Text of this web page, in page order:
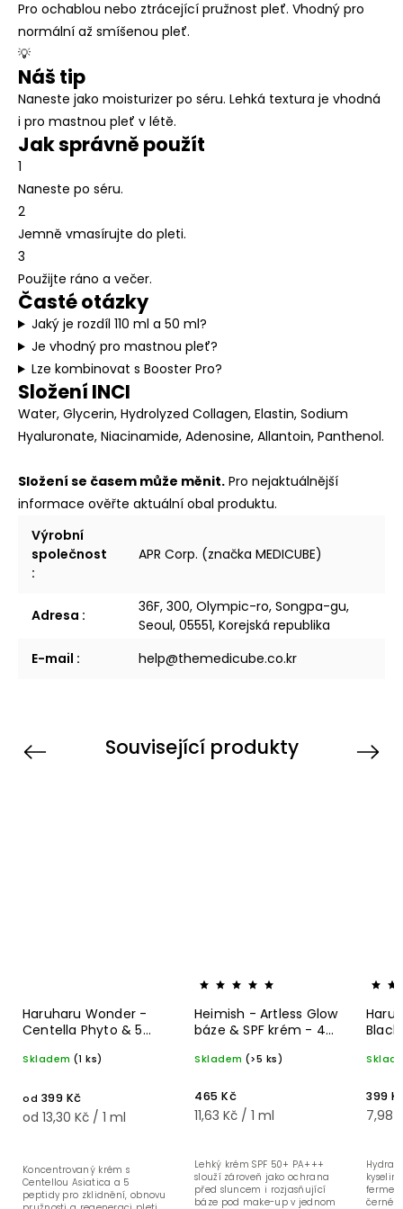
Pro ochablou nebo ztrácející pružnost pleť. Vhodný pro
normální až smíšenou pleť.
💡
Náš tip
Naneste jako moisturizer po séru. Lehká textura je vhodná
i pro mastnou pleť v létě.
Jak správně použít
1
Naneste po séru.
2
Jemně vmasírujte do pleti.
3
Použijte ráno a večer.
Časté otázky
Jaký je rozdíl 110 ml a 50 ml?
Je vhodný pro mastnou pleť?
Lze kombinovat s Booster Pro?
Složení INCI
Water, Glycerin, Hydrolyzed Collagen, Elastin, Sodium
Hyaluronate, Niacinamide, Adenosine, Allantoin, Panthenol.
Složení se časem může měnit. Pro nejaktuálnější
informace ověřte aktuální obal produktu.
Výrobní
společnost
:
APR Corp. (značka MEDICUBE)
Adresa :
36F, 300, Olympic-ro, Songpa-gu,
Seoul, 05551, Korejská republika
E-mail : help@themedicube.co.kr
Související produkty
Previous
Haruharu Wonder -
Centella Phyto & 5
peptidový krém - 30
Skladem (1 ks)
od 399 Kč
od 13,30 Kč / 1 ml
Koncentrovaný krém s
Centellou Asiatica a 5
peptidy pro zklidnění, obnovu
Heimish - Artless Glow
báze & SPF krém - 40
Skladem (>5 ks)
465 Kč
11,63 Kč / 1 ml
Lehký krém SPF 50+ PA+++
slouží zároveň jako ochrana
před sluncem i rozjasňující
báze pod make-up v jednom
Black
ml
399
7,98
černé
Next